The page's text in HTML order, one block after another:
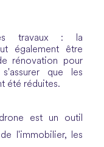
travaux : la
également être
rénovation pour
que les
été réduites.
est un outil
l'immobilier, les